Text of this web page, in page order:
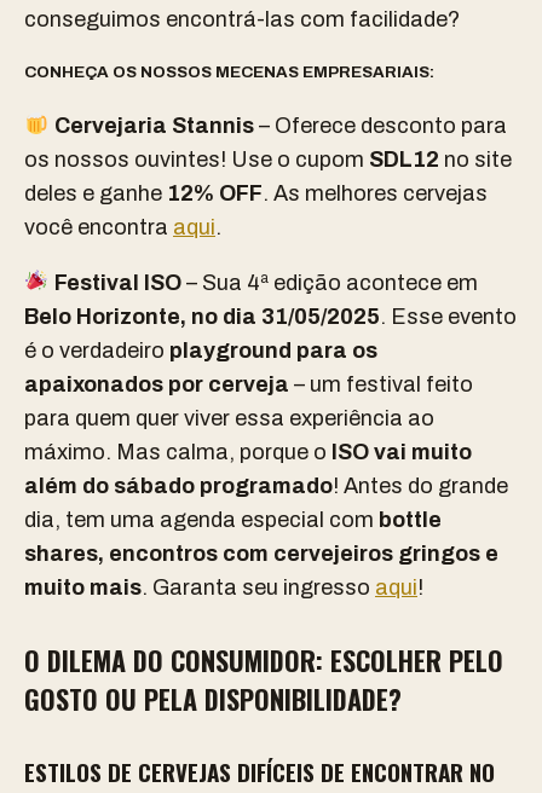
conseguimos encontrá-las com facilidade?
CONHEÇA OS NOSSOS MECENAS EMPRESARIAIS:
Cervejaria Stannis– Oferece desconto para
os nossos ouvintes! Use o cupom SDL12 no site
deles e ganhe 12% OFF. As melhores cervejas
você encontra aqui.
Festival ISO– Sua 4ª edição acontece em
Belo Horizonte, no dia 31/05/2025. Esse evento
é o verdadeiro playground para os
apaixonados por cerveja – um festival feito
para quem quer viver essa experiência ao
máximo. Mas calma, porque o ISO vai muito
além do sábado programado! Antes do grande
dia, tem uma agenda especial com bottle
shares, encontros com cervejeiros gringos e
muito mais. Garanta seu ingresso aqui!
O DILEMA DO CONSUMIDOR: ESCOLHER PELO
GOSTO OU PELA DISPONIBILIDADE?
ESTILOS DE CERVEJAS DIFÍCEIS DE ENCONTRAR NO